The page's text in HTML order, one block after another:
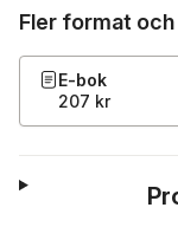
Fler format
E-bok
207 kr